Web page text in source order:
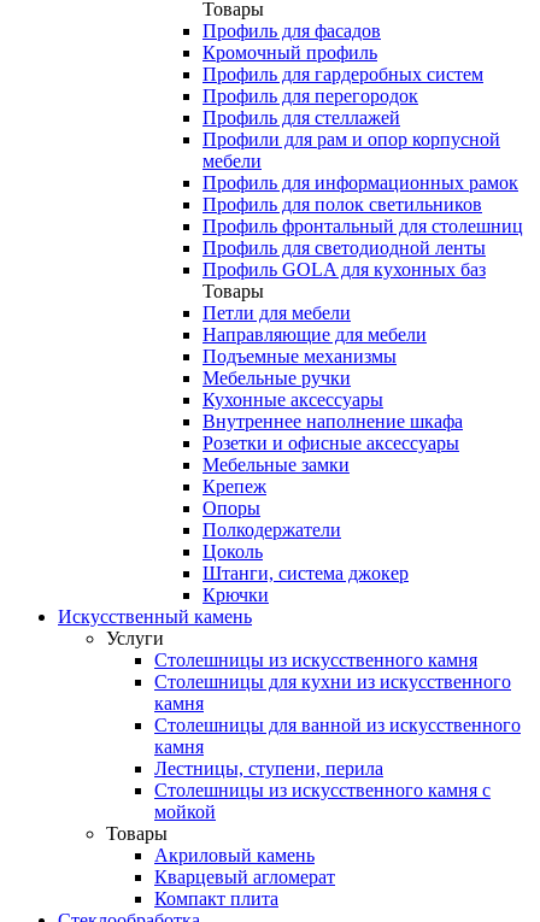
Товары
Профиль для фасадов
Кромочный профиль
Профиль для гардеробных систем
Профиль для перегородок
Профиль для стеллажей
Профили для рам и опор корпусной
мебели
Профиль для информационных рамок
Профиль для полок светильников
Профиль фронтальный для столешниц
Профиль для светодиодной ленты
Профиль GOLA для кухонных баз
Товары
Петли для мебели
Направляющие для мебели
Подъемные механизмы
Мебельные ручки
Кухонные аксессуары
Внутреннее наполнение шкафа
Розетки и офисные аксессуары
Мебельные замки
Крепеж
Опоры
Полкодержатели
Цоколь
Штанги, система джокер
Крючки
Искусственный камень
Услуги
Столешницы из искусственного камня
Столешницы для кухни из искусственного
камня
Столешницы для ванной из искусственного
камня
Лестницы, ступени, перила
Столешницы из искусственного камня с
мойкой
Товары
Акриловый камень
Кварцевый агломерат
Компакт плита